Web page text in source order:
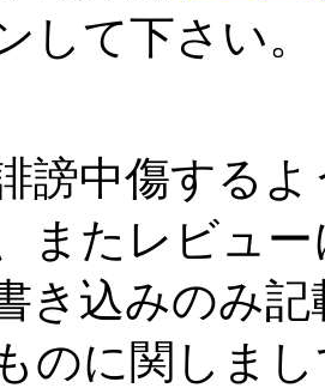
して下さい。
謗中傷するよ
またレビュー
き込みのみ記
のに関しま